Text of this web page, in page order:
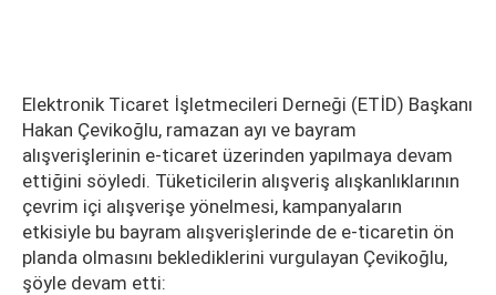
Elektronik Ticaret İşletmecileri Derneği (ETİD) Başkanı
Hakan Çevikoğlu, ramazan ayı ve bayram
alışverişlerinin e-ticaret üzerinden yapılmaya devam
ettiğini söyledi. Tüketicilerin alışveriş alışkanlıklarının
çevrim içi alışverişe yönelmesi, kampanyaların
etkisiyle bu bayram alışverişlerinde de e-ticaretin ön
planda olmasını beklediklerini vurgulayan Çevikoğlu,
şöyle devam etti: